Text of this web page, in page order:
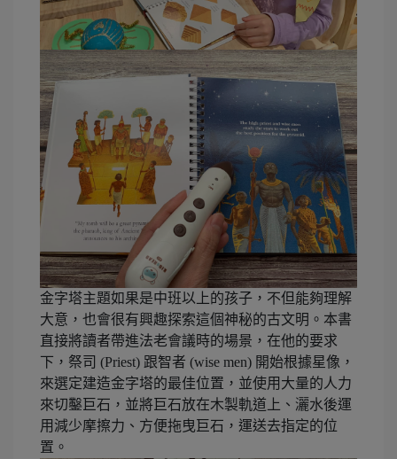
金字塔主題如果是中班以上的孩子，不但能夠理解
大意，也會很有興趣探索這個神秘的古文明。本書
直接將讀者帶進法老會議時的場景，在他的要求
下，祭司 (Priest) 跟智者 (wise men) 開始根據星像，
來選定建造金字塔的最佳位置，並使用大量的人力
來切鑿巨石，並將巨石放在木製軌道上、灑水後運
用減少摩擦力、方便拖曳巨石，運送去指定的位
置。